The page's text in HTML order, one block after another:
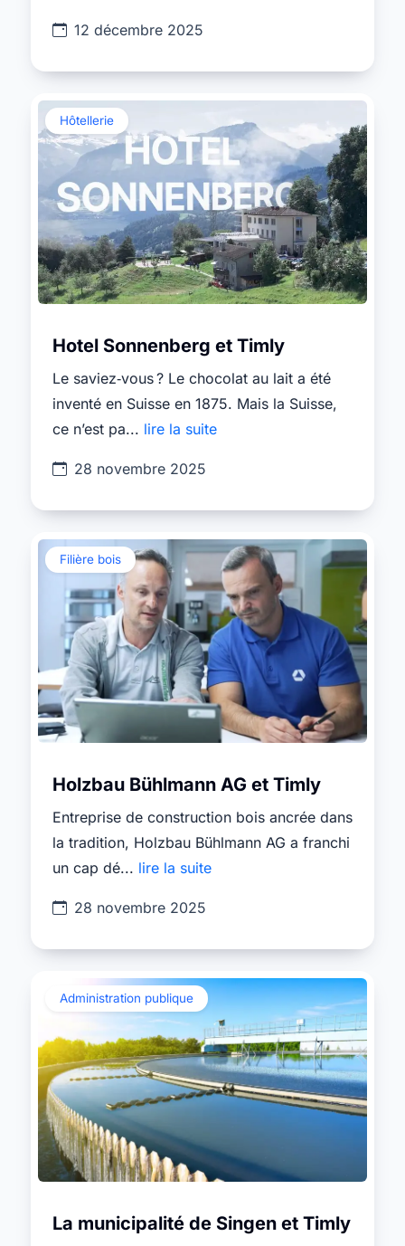
12 décembre 2025
Hôtellerie
Hotel Sonnenberg et Timly
Le saviez‑vous ? Le chocolat au lait a été
inventé en Suisse en 1875. Mais la Suisse,
ce n’est pa... lire la suite
28 novembre 2025
Filière bois
Holzbau Bühlmann AG et Timly
Entreprise de construction bois ancrée dans
la tradition, Holzbau Bühlmann AG a franchi
un cap dé... lire la suite
28 novembre 2025
Administration publique
La municipalité de Singen et Timly